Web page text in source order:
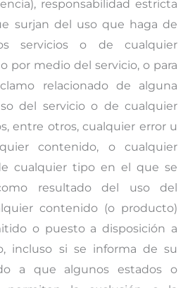
responsabilidad estricta
surjan del uso que haga de
servicios o de cualquier
por medio del servicio, o para
relacionado de alguna
del servicio o de cualquier
entre otros, cualquier error u
contenido, o cualquier
cualquier tipo en el que se
resultado del uso del
contenido (o producto)
o puesto a disposición a
incluso si se informa de su
a que algunos estados o